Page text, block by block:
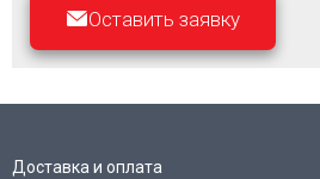
Оставить заявку
Доставка и оплата